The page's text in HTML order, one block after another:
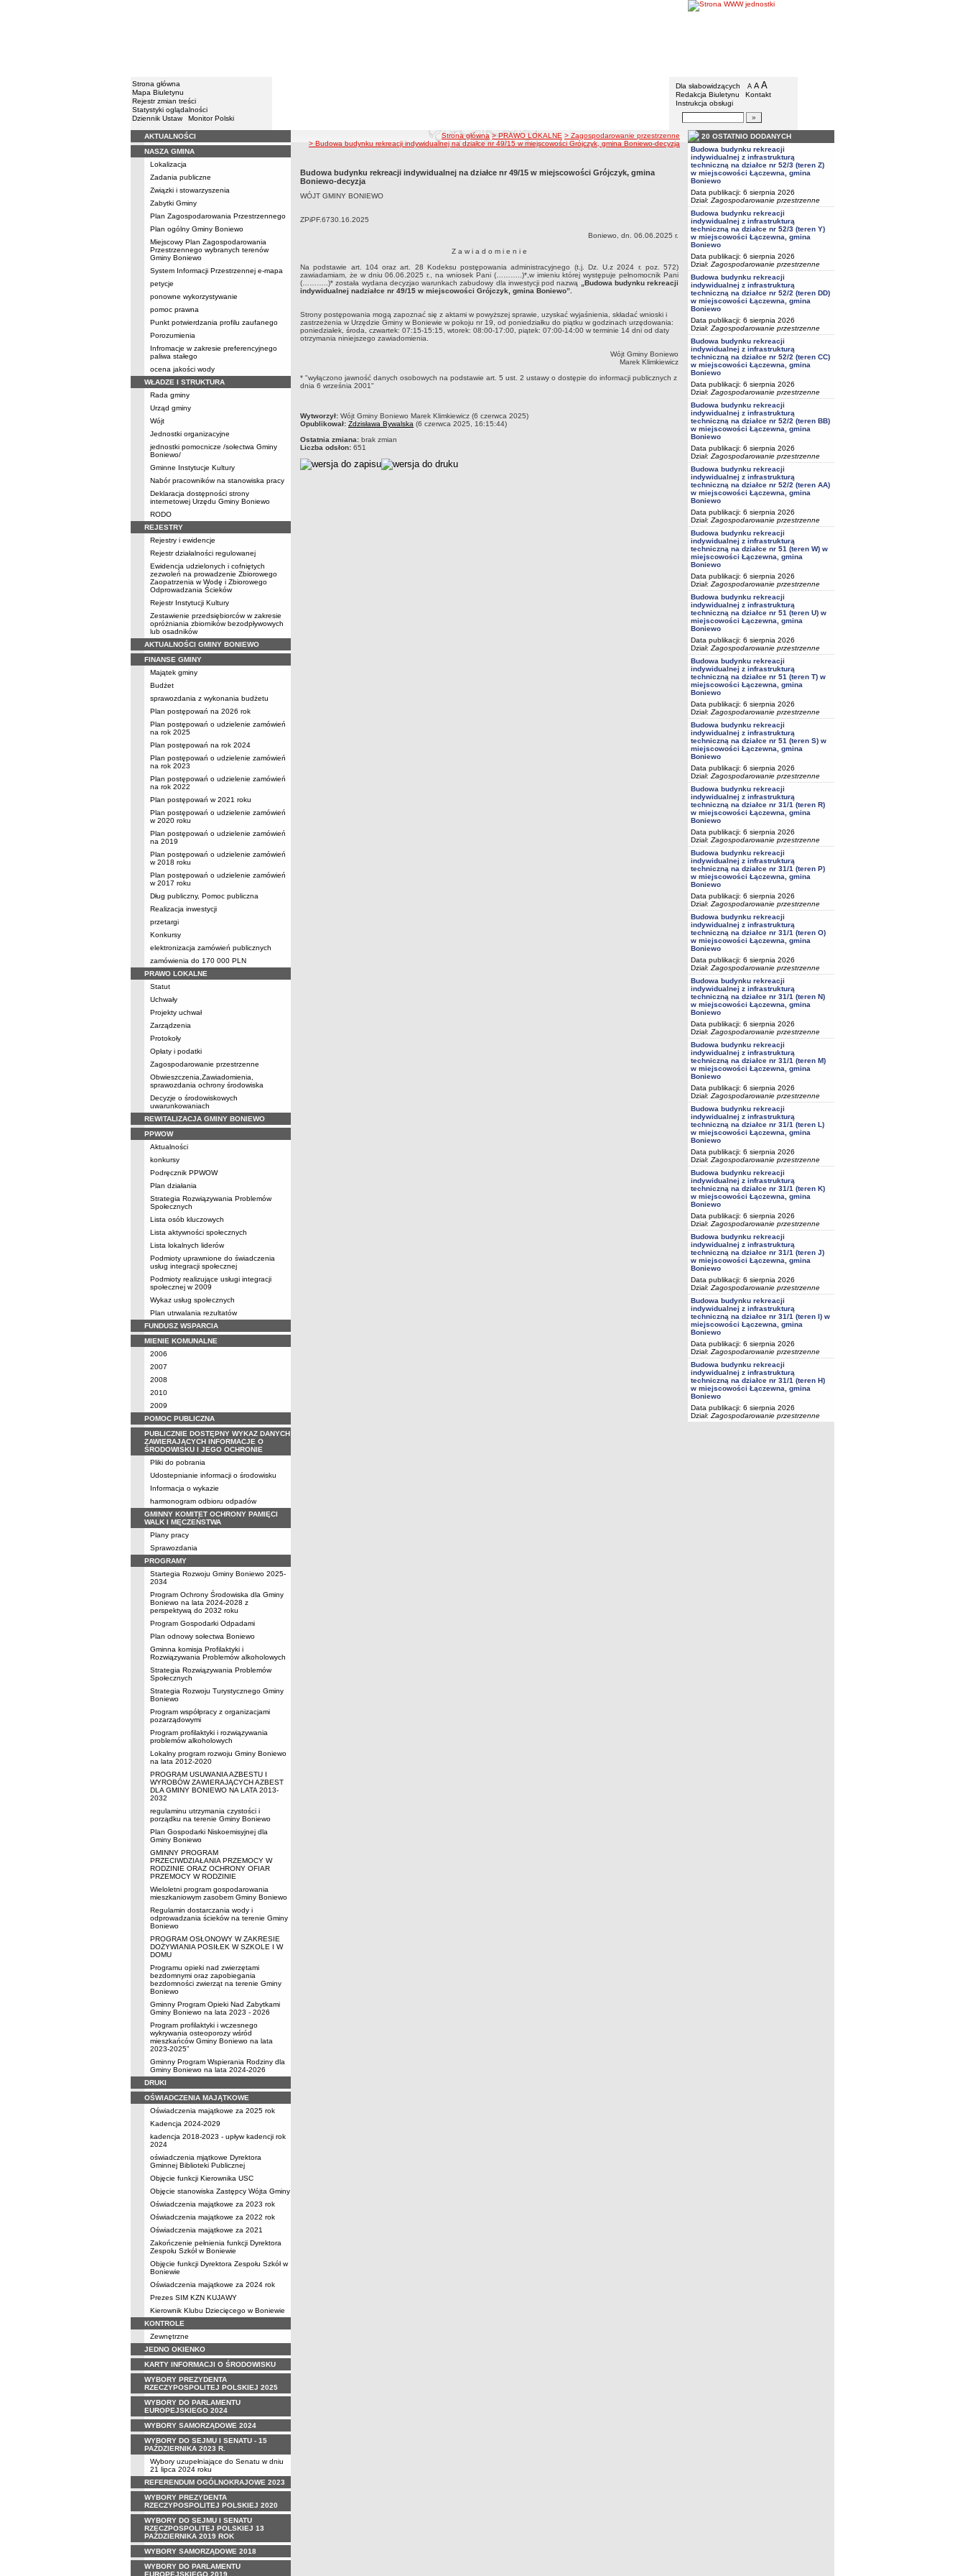
Strona główna
Mapa Biuletynu
Rejestr zmian treści
Statystyki oglądalności
Dziennik Ustaw
Monitor Polski
Urząd Gminy w Boniewie
Menu dodatkowe
Dla słabowidzących A pomniejsz czcionkę
A standardowy rozmiar czcionki
A
Redakcja Biuletynu
Kontakt
Instrukcja obsługi
Wyszukiwarka artykułów
Menu
AKTUALNOŚCI
NASZA GMINA
Lokalizacja
Zadania publiczne
Związki i stowarzyszenia
Zabytki Gminy
Plan Zagospodarowania Przestrzennego
Plan ogólny Gminy Boniewo
Miejscowy Plan Zagospodarowania
Przestrzennego wybranych terenów
Gminy Boniewo
System Informacji Przestrzennej e-mapa
petycje
ponowne wykorzystywanie
pomoc prawna
Punkt potwierdzania profilu zaufanego
Porozumienia
Infromacje w zakresie preferencyjnego
paliwa stałego
ocena jakości wody
WŁADZE I STRUKTURA
Rada gminy
Urząd gminy
Wójt
Jednostki organizacyjne
jednostki pomocnicze /sołectwa Gminy
Boniewo/
Gminne Instytucje Kultury
Nabór pracowników na stanowiska pracy
Deklaracja dostępności strony
internetowej Urzędu Gminy Boniewo
RODO
REJESTRY
Rejestry i ewidencje
Rejestr działalności regulowanej
Ewidencja udzielonych i cofniętych
zezwoleń na prowadzenie Zbiorowego
Zaopatrzenia w Wodę i Zbiorowego
Odprowadzania Ścieków
Rejestr Instytucji Kultury
Zestawienie przedsiębiorców w zakresie
opróżniania zbiorników bezodpływowych
lub osadników
AKTUALNOŚCI GMINY BONIEWO
FINANSE GMINY
Majątek gminy
Budżet
sprawozdania z wykonania budżetu
Plan postępowań na 2026 rok
Plan postępowań o udzielenie zamówień
na rok 2025
Plan postępowań na rok 2024
Plan postępowań o udzielenie zamówień
na rok 2023
Plan postępowań o udzielenie zamówień
na rok 2022
Plan postępowań w 2021 roku
Plan postępowań o udzielenie zamówień
w 2020 roku
Plan postępowań o udzielenie zamówień
na 2019
Plan postępowań o udzielenie zamówień
w 2018 roku
Plan postępowań o udzielenie zamówień
w 2017 roku
Dług publiczny, Pomoc publiczna
Realizacja inwestycji
przetargi
Konkursy
elektronizacja zamówień publicznych
zamówienia do 170 000 PLN
PRAWO LOKALNE
Statut
Uchwały
Projekty uchwał
Zarządzenia
Protokoły
Opłaty i podatki
Zagospodarowanie przestrzenne
Obwieszczenia,Zawiadomienia,
sprawozdania ochrony środowiska
Decyzje o środowiskowych
uwarunkowaniach
REWITALIZACJA GMINY BONIEWO
PPWOW
Aktualności
konkursy
Podręcznik PPWOW
Plan działania
Strategia Rozwiązywania Problemów
Społecznych
Lista osób kluczowych
Lista aktywności społecznych
Lista lokalnych liderów
Podmioty uprawnione do świadczenia
usług integracji społecznej
Podmioty realizujące usługi integracji
społecznej w 2009
Wykaz usług społecznych
Plan utrwalania rezultatów
FUNDUSZ WSPARCIA
MIENIE KOMUNALNE
2006
2007
2008
2010
2009
POMOC PUBLICZNA
PUBLICZNIE DOSTĘPNY WYKAZ DANYCH
ZAWIERAJĄCYCH INFORMACJE O
ŚRODOWISKU I JEGO OCHRONIE
Pliki do pobrania
Udostepnianie informacji o środowisku
Informacja o wykazie
harmonogram odbioru odpadów
GMINNY KOMITET OCHRONY PAMIĘCI
WALK I MĘCZEŃSTWA
Plany pracy
Sprawozdania
PROGRAMY
Startegia Rozwoju Gminy Boniewo 2025-
2034
Program Ochrony Środowiska dla Gminy
Boniewo na lata 2024-2028 z
perspektywą do 2032 roku
Program Gospodarki Odpadami
Plan odnowy sołectwa Boniewo
Gminna komisja Profilaktyki i
Rozwiązywania Problemów alkoholowych
Strategia Rozwiązywania Problemów
Społecznych
Strategia Rozwoju Turystycznego Gminy
Boniewo
Program współpracy z organizacjami
pozarządowymi
Program profilaktyki i rozwiązywania
problemów alkoholowych
Lokalny program rozwoju Gminy Boniewo
na lata 2012-2020
PROGRAM USUWANIA AZBESTU I
WYROBÓW ZAWIERAJĄCYCH AZBEST
DLA GMINY BONIEWO NA LATA 2013-
2032
regulaminu utrzymania czystości i
porządku na terenie Gminy Boniewo
Plan Gospodarki Niskoemisyjnej dla
Gminy Boniewo
GMINNY PROGRAM
PRZECIWDZIAŁANIA PRZEMOCY W
RODZINIE ORAZ OCHRONY OFIAR
PRZEMOCY W RODZINIE
Wieloletni program gospodarowania
mieszkaniowym zasobem Gminy Boniewo
Regulamin dostarczania wody i
odprowadzania ścieków na terenie Gminy
Boniewo
PROGRAM OSŁONOWY W ZAKRESIE
DOŻYWIANIA POSIŁEK W SZKOLE I W
DOMU
Programu opieki nad zwierzętami
bezdomnymi oraz zapobiegania
bezdomności zwierząt na terenie Gminy
Boniewo
Gminny Program Opieki Nad Zabytkami
Gminy Boniewo na lata 2023 - 2026
Program profilaktyki i wczesnego
wykrywania osteoporozy wśród
mieszkańców Gminy Boniewo na lata
2023-2025”
Gminny Program Wspierania Rodziny dla
Gminy Boniewo na lata 2024-2026
DRUKI
OŚWIADCZENIA MAJĄTKOWE
Oświadczenia majątkowe za 2025 rok
Kadencja 2024-2029
kadencja 2018-2023 - upływ kadencji rok
2024
oświadczenia mjątkowe Dyrektora
Gminnej Biblioteki Publicznej
Objęcie funkcji Kierownika USC
Objęcie stanowiska Zastępcy Wójta Gminy
Oświadczenia majątkowe za 2023 rok
Oświadczenia majątkowe za 2022 rok
Oświadczenia majątkowe za 2021
Zakończenie pełnienia funkcji Dyrektora
Zespołu Szkół w Boniewie
Objęcie funkcji Dyrektora Zespołu Szkół w
Boniewie
Oświadczenia majątkowe za 2024 rok
Prezes SIM KZN KUJAWY
Kierownik Klubu Dziecięcego w Boniewie
KONTROLE
Zewnętrzne
JEDNO OKIENKO
KARTY INFORMACJI O ŚRODOWISKU
WYBORY PREZYDENTA
RZECZYPOSPOLITEJ POLSKIEJ 2025
WYBORY DO PARLAMENTU
EUROPEJSKIEGO 2024
WYBORY SAMORZĄDOWE 2024
WYBORY DO SEJMU I SENATU - 15
PAŹDZIERNIKA 2023 R.
Wybory uzupełniające do Senatu w dniu
21 lipca 2024 roku
REFERENDUM OGÓLNOKRAJOWE 2023
WYBORY PREZYDENTA
RZECZYPOSPOLITEJ POLSKIEJ 2020
WYBORY DO SEJMU I SENATU
RZECZPOSPOLITEJ POLSKIEJ 13
PAŹDZIERNIKA 2019 ROK
WYBORY SAMORZĄDOWE 2018
WYBORY DO PARLAMENTU
EUROPEJSKIEGO 2019
ścieżka nawigacji
Strona główna > PRAWO LOKALNE > Zagospodarowanie przestrzenne
> Budowa budynku rekreacji indywidualnej na działce nr 49/15 w miejscowości Grójczyk, gmina Boniewo-decyzja
Budowa budynku rekreacji indywidualnej na działce nr 49/15 w miejscowości Grójczyk, gmina
Boniewo-decyzja
WÓJT GMINY BONIEWO
ZPiPF.6730.16.2025
Boniewo, dn. 06.06.2025 r.
Z a w i a d o m i e n i e
Na podstawie art. 104 oraz art. 28 Kodeksu postępowania administracyjnego (t.j. Dz. U.z 2024 r. poz. 572)
zawiadamiam, że w dniu 06.06.2025 r., na wniosek Pani (………..)*,w imieniu której występuje pełnomocnik Pani
(………..)* została wydana decyzjao warunkach zabudowy dla inwestycji pod nazwą „Budowa budynku rekreacji
indywidualnej nadziałce nr 49/15 w miejscowości Grójczyk, gmina Boniewo”.
Strony postępowania mogą zapoznać się z aktami w powyższej sprawie, uzyskać wyjaśnienia, składać wnioski i
zastrzeżenia w Urzędzie Gminy w Boniewie w pokoju nr 19, od poniedziałku do piątku w godzinach urzędowania:
poniedziałek, środa, czwartek: 07:15-15:15, wtorek: 08:00-17:00, piątek: 07:00-14:00 w terminie 14 dni od daty
otrzymania niniejszego zawiadomienia.
Wójt Gminy Boniewo
Marek Klimkiewicz
* "wyłączono jawność danych osobowych na podstawie art. 5 ust. 2 ustawy o dostępie do informacji publicznych z
dnia 6 września 2001"
metryczka
Wytworzył: Wójt Gminy Boniewo Marek Klimkiewicz (6 czerwca 2025)
Opublikował: Zdzisława Bywalska (6 czerwca 2025, 16:15:44)
Ostatnia zmiana: brak zmian
Liczba odsłon: 651
20 OSTATNIO DODANYCH
Budowa budynku rekreacji
indywidualnej z infrastrukturą
techniczną na działce nr 52/3 (teren Z)
w miejscowości Łączewna, gmina
Boniewo
Data publikacji: 6 sierpnia 2026
Dział: Zagospodarowanie przestrzenne
Budowa budynku rekreacji
indywidualnej z infrastrukturą
techniczną na działce nr 52/3 (teren Y)
w miejscowości Łączewna, gmina
Boniewo
Data publikacji: 6 sierpnia 2026
Dział: Zagospodarowanie przestrzenne
Budowa budynku rekreacji
indywidualnej z infrastrukturą
techniczną na działce nr 52/2 (teren DD)
w miejscowości Łączewna, gmina
Boniewo
Data publikacji: 6 sierpnia 2026
Dział: Zagospodarowanie przestrzenne
Budowa budynku rekreacji
indywidualnej z infrastrukturą
techniczną na działce nr 52/2 (teren CC)
w miejscowości Łączewna, gmina
Boniewo
Data publikacji: 6 sierpnia 2026
Dział: Zagospodarowanie przestrzenne
Budowa budynku rekreacji
indywidualnej z infrastrukturą
techniczną na działce nr 52/2 (teren BB)
w miejscowości Łączewna, gmina
Boniewo
Data publikacji: 6 sierpnia 2026
Dział: Zagospodarowanie przestrzenne
Budowa budynku rekreacji
indywidualnej z infrastrukturą
techniczną na działce nr 52/2 (teren AA)
w miejscowości Łączewna, gmina
Boniewo
Data publikacji: 6 sierpnia 2026
Dział: Zagospodarowanie przestrzenne
Budowa budynku rekreacji
indywidualnej z infrastrukturą
techniczną na działce nr 51 (teren W) w
miejscowości Łączewna, gmina
Boniewo
Data publikacji: 6 sierpnia 2026
Dział: Zagospodarowanie przestrzenne
Budowa budynku rekreacji
indywidualnej z infrastrukturą
techniczną na działce nr 51 (teren U) w
miejscowości Łączewna, gmina
Boniewo
Data publikacji: 6 sierpnia 2026
Dział: Zagospodarowanie przestrzenne
Budowa budynku rekreacji
indywidualnej z infrastrukturą
techniczną na działce nr 51 (teren T) w
miejscowości Łączewna, gmina
Boniewo
Data publikacji: 6 sierpnia 2026
Dział: Zagospodarowanie przestrzenne
Budowa budynku rekreacji
indywidualnej z infrastrukturą
techniczną na działce nr 51 (teren S) w
miejscowości Łączewna, gmina
Boniewo
Data publikacji: 6 sierpnia 2026
Dział: Zagospodarowanie przestrzenne
Budowa budynku rekreacji
indywidualnej z infrastrukturą
techniczną na działce nr 31/1 (teren R)
w miejscowości Łączewna, gmina
Boniewo
Data publikacji: 6 sierpnia 2026
Dział: Zagospodarowanie przestrzenne
Budowa budynku rekreacji
indywidualnej z infrastrukturą
techniczną na działce nr 31/1 (teren P)
w miejscowości Łączewna, gmina
Boniewo
Data publikacji: 6 sierpnia 2026
Dział: Zagospodarowanie przestrzenne
Budowa budynku rekreacji
indywidualnej z infrastrukturą
techniczną na działce nr 31/1 (teren O)
w miejscowości Łączewna, gmina
Boniewo
Data publikacji: 6 sierpnia 2026
Dział: Zagospodarowanie przestrzenne
Budowa budynku rekreacji
indywidualnej z infrastrukturą
techniczną na działce nr 31/1 (teren N)
w miejscowości Łączewna, gmina
Boniewo
Data publikacji: 6 sierpnia 2026
Dział: Zagospodarowanie przestrzenne
Budowa budynku rekreacji
indywidualnej z infrastrukturą
techniczną na działce nr 31/1 (teren M)
w miejscowości Łączewna, gmina
Boniewo
Data publikacji: 6 sierpnia 2026
Dział: Zagospodarowanie przestrzenne
Budowa budynku rekreacji
indywidualnej z infrastrukturą
techniczną na działce nr 31/1 (teren L)
w miejscowości Łączewna, gmina
Boniewo
Data publikacji: 6 sierpnia 2026
Dział: Zagospodarowanie przestrzenne
Budowa budynku rekreacji
indywidualnej z infrastrukturą
techniczną na działce nr 31/1 (teren K)
w miejscowości Łączewna, gmina
Boniewo
Data publikacji: 6 sierpnia 2026
Dział: Zagospodarowanie przestrzenne
Budowa budynku rekreacji
indywidualnej z infrastrukturą
techniczną na działce nr 31/1 (teren J)
w miejscowości Łączewna, gmina
Boniewo
Data publikacji: 6 sierpnia 2026
Dział: Zagospodarowanie przestrzenne
Budowa budynku rekreacji
indywidualnej z infrastrukturą
techniczną na działce nr 31/1 (teren I) w
miejscowości Łączewna, gmina
Boniewo
Data publikacji: 6 sierpnia 2026
Dział: Zagospodarowanie przestrzenne
Budowa budynku rekreacji
indywidualnej z infrastrukturą
techniczną na działce nr 31/1 (teren H)
w miejscowości Łączewna, gmina
Boniewo
Data publikacji: 6 sierpnia 2026
Dział: Zagospodarowanie przestrzenne